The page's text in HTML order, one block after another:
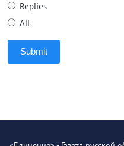
Replies
All
Submit